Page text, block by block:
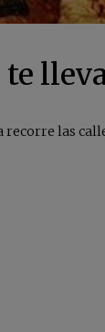
las